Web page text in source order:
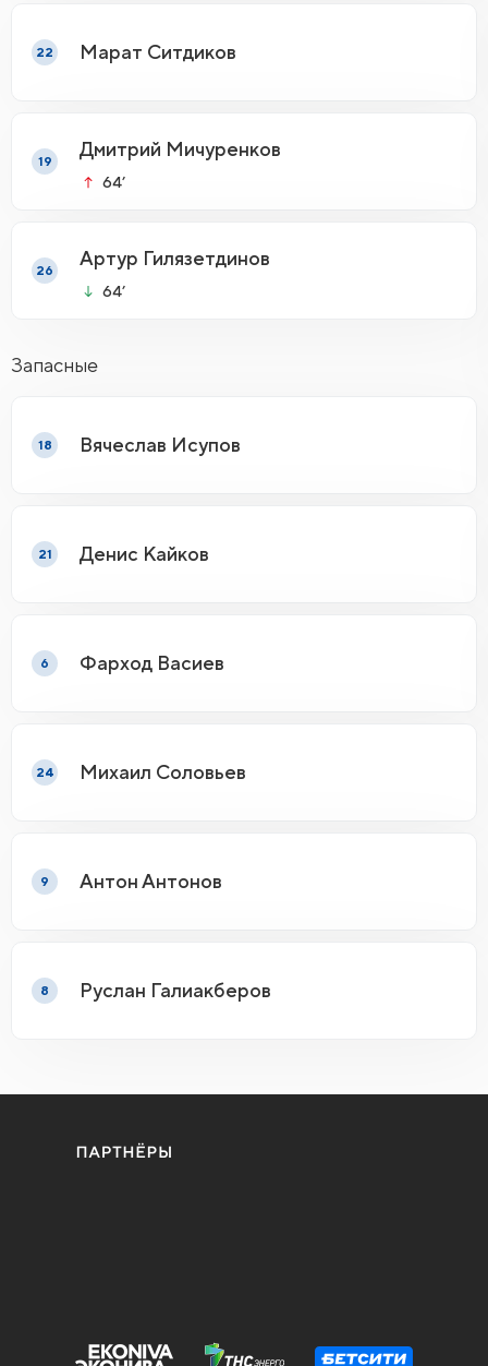
22 Марат Ситдиков
19
Дмитрий Мичуренков
64’
26
Артур Гилязетдинов
64’
Запасные
18 Вячеслав Исупов
21 Денис Кайков
6 Фарход Васиев
24 Михаил Соловьев
9 Антон Антонов
8 Руслан Галиакберов